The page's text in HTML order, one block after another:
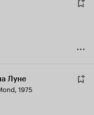
Луне
, 1975